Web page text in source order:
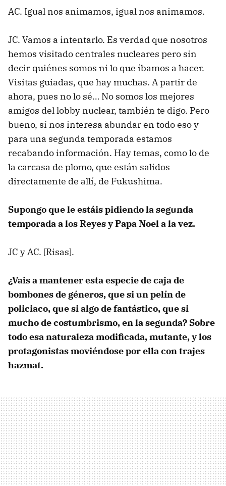
AC. Igual nos animamos, igual nos animamos.
JC. Vamos a intentarlo. Es verdad que nosotros
hemos visitado centrales nucleares pero sin
decir quiénes somos ni lo que íbamos a hacer.
Visitas guiadas, que hay muchas. A partir de
ahora, pues no lo sé… No somos los mejores
amigos del lobby nuclear, también te digo. Pero
bueno, sí nos interesa abundar en todo eso y
para una segunda temporada estamos
recabando información. Hay temas, como lo de
la carcasa de plomo, que están salidos
directamente de allí, de Fukushima.
Supongo que le estáis pidiendo la segunda
temporada a los Reyes y Papa Noel a la vez.
JC y AC. [Risas].
¿Vais a mantener esta especie de caja de
bombones de géneros, que si un pelín de
policiaco, que si algo de fantástico, que si
mucho de costumbrismo, en la segunda? Sobre
todo esa naturaleza modificada, mutante, y los
protagonistas moviéndose por ella con trajes
hazmat.